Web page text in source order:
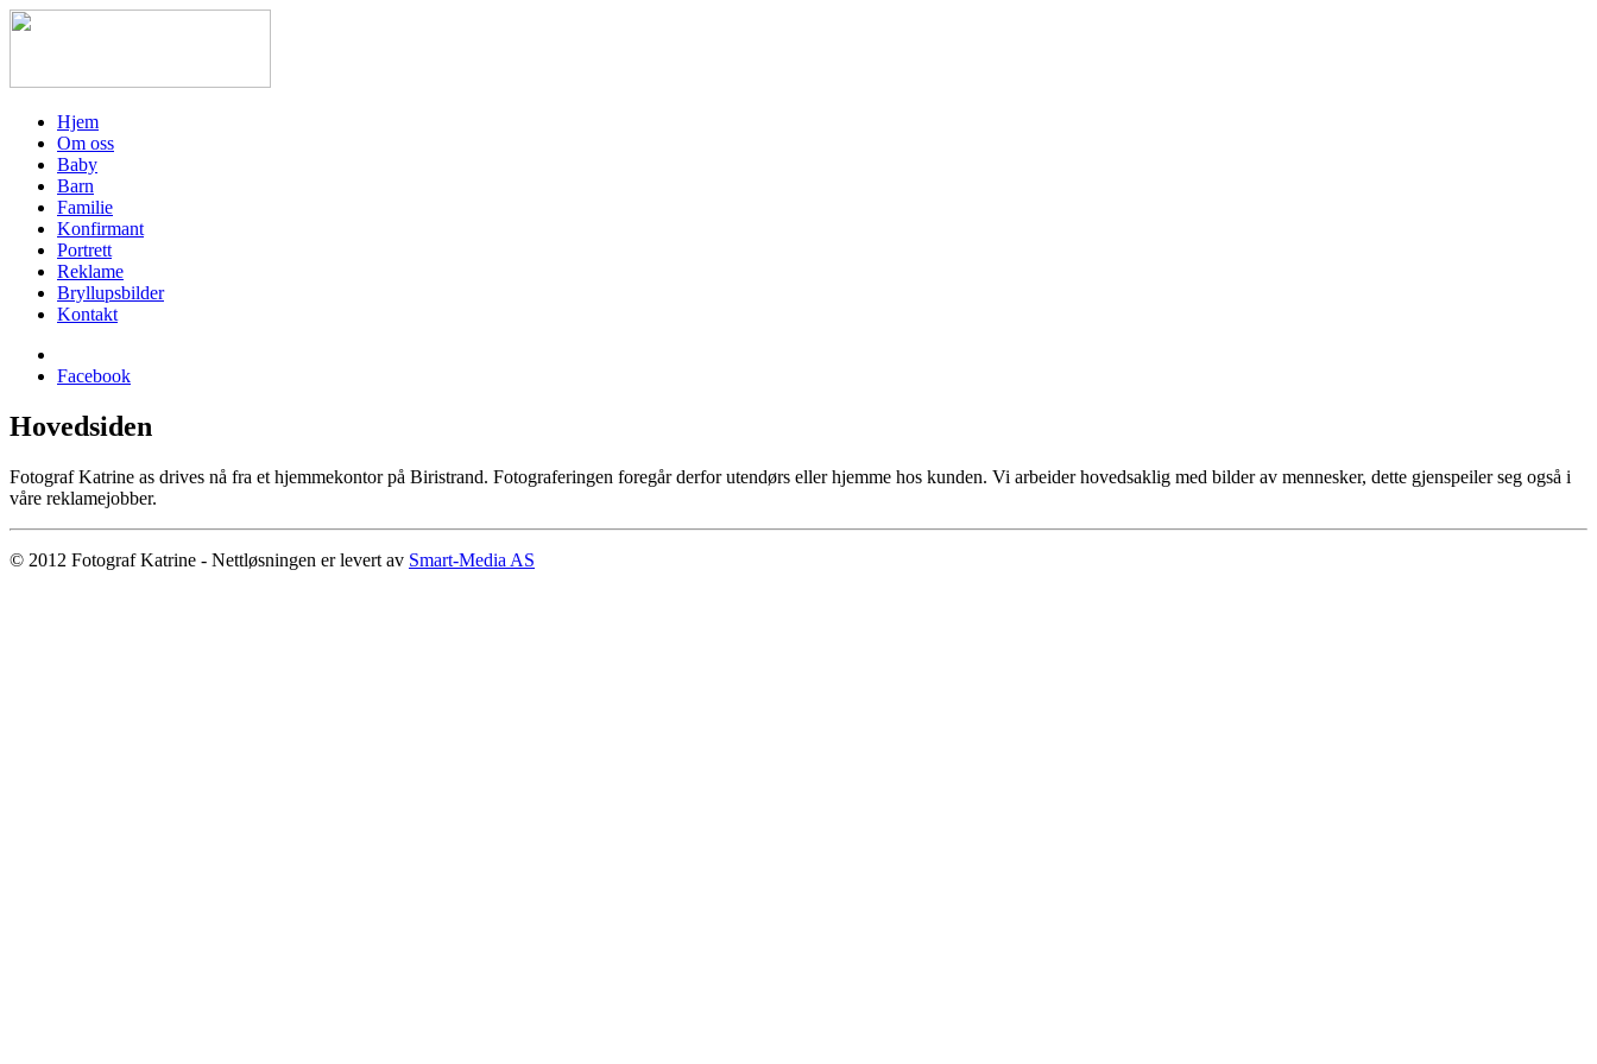
Hjem
Om oss
Baby
Barn
Familie
Konfirmant
Portrett
Reklame
Bryllupsbilder
Kontakt
Facebook
Hovedsiden
Fotograf Katrine as drives nå fra et hjemmekontor på Biristrand. Fotograferingen foregår derfor utendørs eller hjemme hos kunden. Vi arbeider hovedsaklig med bilder av mennesker, dette gjenspeiler seg også i
våre reklamejobber.
© 2012 Fotograf Katrine - Nettløsningen er levert av Smart-Media AS